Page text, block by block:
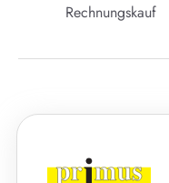
Rechnungskauf